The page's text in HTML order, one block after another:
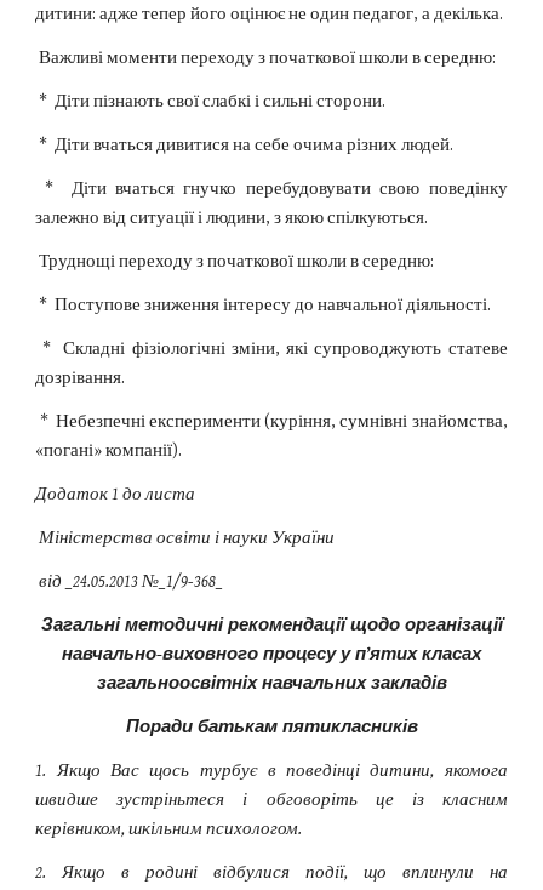
дитини: адже тепер його оцінює не один педагог, а декілька.
Важливі моменти переходу з початкової школи в середню:
* Діти пізнають свої слабкі і сильні сторони.
* Діти вчаться дивитися на себе очима різних людей.
* Діти вчаться гнучко перебудовувати свою поведінку
залежно від ситуації і людини, з якою спілкуються.
Труднощі переходу з початкової школи в середню:
* Поступове зниження інтересу до навчальної діяльності.
* Складні фізіологічні зміни, які супроводжують статеве
дозрівання.
* Небезпечні експерименти (куріння, сумнівні знайомства,
«погані» компанії).
Додаток 1 до листа
Міністерства освіти і науки України
від _24.05.2013 №_1/9-368_
Загальні методичні рекомендації щодо організації
навчально-виховного процесу у п’ятих класах
загальноосвітніх навчальних закладів
Поради батькам пятикласників
1. Якщо Вас щось турбує в поведінці дитини, якомога
швидше зустріньтеся і обговоріть це із класним
керівником, шкільним психологом.
2. Якщо в родині відбулися події, що вплинули на